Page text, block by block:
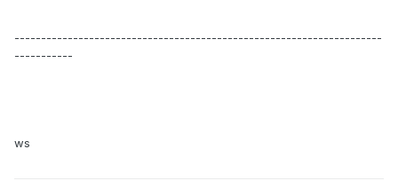
---------------------------------------------------------------------
-----------
ws